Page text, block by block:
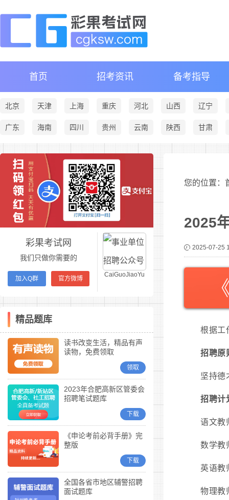
首页 招考资讯 备考指导
北京 天津 上海 重庆 河北 山西 辽宁
广东 海南 四川 贵州 云南 陕西 甘肃
彩果考试网
我们只做你需要的
加入Q群 官方微博
CaiGuoJiaoYu
精品题库
读书改变生活，精品有声
读物，免费领取
领取
2023年合肥高新区管委会
招聘笔试题库
下载
《申论考前必背手册》完
整版
下载
全国各省市地区辅警招聘
面试题库
您的位置：
2025
2025-07-25
根据工
招聘原
坚持德
招聘计
语文教
数学教
英语教
物理教